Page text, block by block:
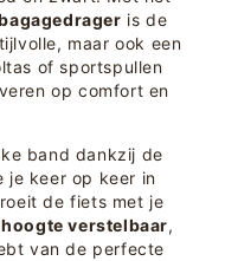
is de
maar ook een
of sportspullen
op comfort en
band dankzij de
je keer op keer in
de fiets met je
verstelbaar,
van de perfecte